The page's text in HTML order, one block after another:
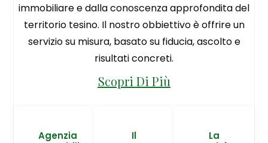
immobiliare e dalla conoscenza approfondita del
territorio tesino. Il nostro obbiettivo è offrire un
servizio su misura, basato su fiducia, ascolto e
risultati concreti.
Scopri Di Più
Agenzia
Il
La